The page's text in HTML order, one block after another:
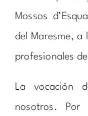
Mossos
del Maresme, a
profesionales
La vocación
nosotros. Por